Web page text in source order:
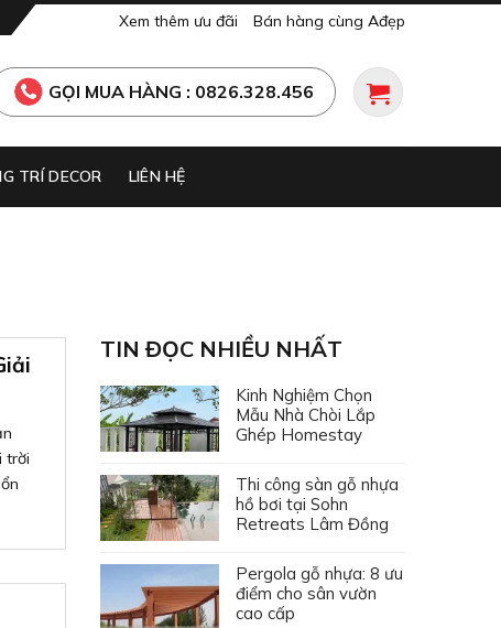
Xem thêm ưu đãi Bán hàng cùng Ađẹp
GỌI MUA HÀNG : 0826.328.456
TRÍ DECOR LIÊN HỆ
trời
TIN ĐỌC NHIỀU NHẤT
Kinh Nghiệm Chọn
Mẫu Nhà Chòi Lắp
Ghép Homestay
Thi công sàn gỗ nhựa
hồ bơi tại Sohn
Retreats Lâm Đồng
Pergola gỗ nhựa: 8 ưu
điểm cho sân vườn
cao cấp